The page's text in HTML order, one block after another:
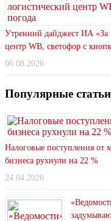
Утренний дайджест ИА «За
центр WB, светофор с
06.08.2026
Популярные статьи
Налоговые поступления от
бизнеса рухнули на 22 %
24.04.2026